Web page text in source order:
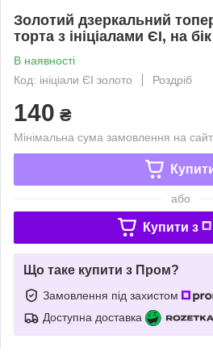
Золотий дзеркальний
торта з ініціалами ЄІ, на бік
В наявності
Код: ініціали ЄІ золото
Роздріб
140 ₴
Мінімальна сума замовлення на
або
Купити з
Що таке купити з Пром?
Замовлення під захистом
Доступна доставка